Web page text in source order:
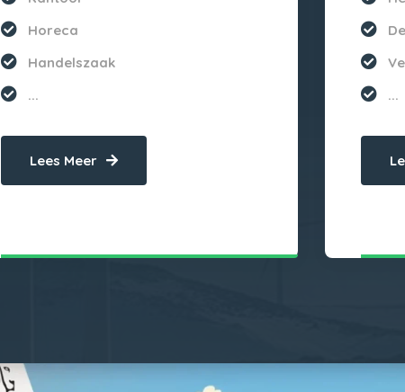
Horeca
Handelszaak
...
Lees Meer
...